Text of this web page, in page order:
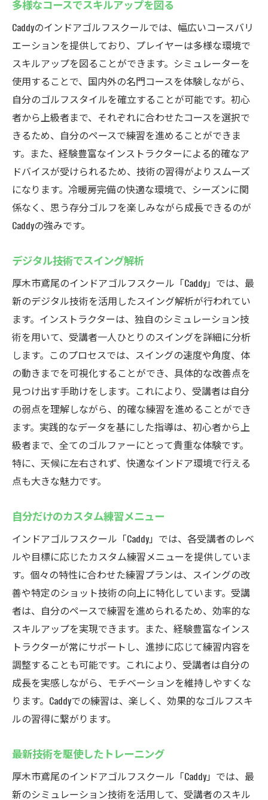
多様なコースでスキルアップを図る
Caddyのインドアゴルフスクールでは、幅広いコースバリ
エーションを提供しており、プレイヤーは多様な環境で
スキルアップを図ることができます。シミュレーターを
使用することで、国内外の名門コースを体験しながら、
自分のゴルフスタイルを確立することが可能です。初心
者から上級者まで、それぞれに合わせたコースを選択で
きるため、自分のペースで練習を進めることができま
す。また、経験豊富なインストラクターによる的確なア
ドバイスが受けられるため、技術の習得がよりスムーズ
になります。冷暖房完備の快適な環境で、シーズンに関
係なく、思う存分ゴルフを楽しみながら成長できるのが
Caddyの強みです。
デジタル技術でスイング解析
厚木市鳶尾のインドアゴルフスクール「Caddy」では、最
新のデジタル技術を活用したスイング解析が行われてい
ます。インストラクターは、独自のシミュレーション技
術を用いて、受講者一人ひとりのスイングを詳細に分析
します。このプロセスでは、スイングの速度や角度、体
の動きまでを可視化することができ、具体的な改善点を
見つけ出す手助けをします。これにより、受講者は自分
の弱点を理解しながら、的確な練習を進めることができ
ます。実践的なデータを基にした指導は、初心者から上
級者まで、全てのゴルファーにとって貴重な体験です。
特に、天候に左右されず、快適なインドア環境で行える
点も大きな魅力です。
自分だけのカスタム練習メニュー
インドアゴルフスクール「Caddy」では、各受講者のレベ
ルや目標に応じたカスタム練習メニューを提供していま
す。個々の特性に合わせた練習プランは、スイングの改
善や特定のショット技術の向上に特化しています。受講
者は、自分のペースで練習を進められるため、効率的な
スキルアップを実現できます。また、経験豊富なインス
トラクターが常にサポートし、進捗に応じて練習内容を
調整することも可能です。これにより、受講者は自分の
成長を実感しながら、モチベーションを維持しやすくな
ります。Caddyでの練習は、楽しく、効果的なゴルフスキ
ルの習得に繋がります。
最新技術を駆使したトレーニング
厚木市鳶尾のインドアゴルフスクール「Caddy」では、最
新のシミュレーション技術を活用して、受講者のスキル